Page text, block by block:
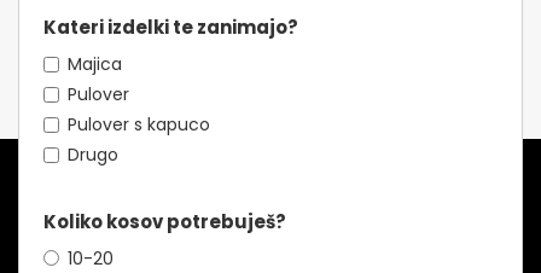
Kateri izdelki te zanimajo?
Majica
Pulover
Pulover s kapuco
Drugo
Koliko kosov potrebuješ?
10-20